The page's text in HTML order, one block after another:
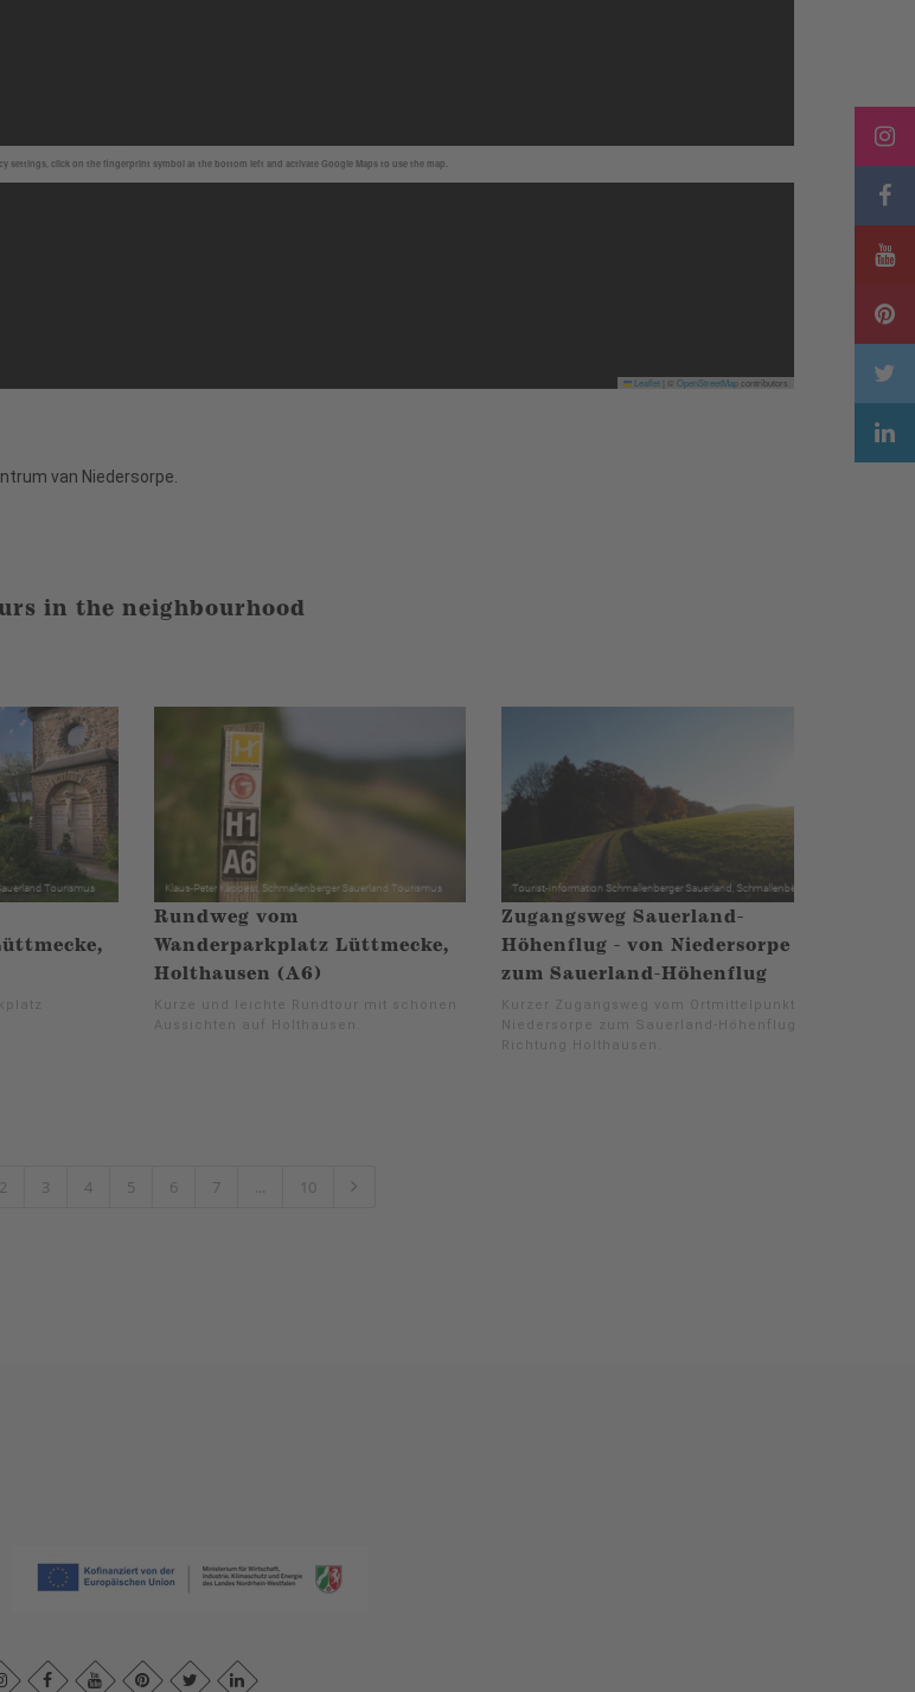
settings, click on the fingerprint symbol at the bottom left and activate Google Maps to use the map.
Leaflet OpenStreetMapcontributors
van Niedersorpe.
in the neighbourhood
Rundweg vom
Wanderparkplatz Lüttmecke,
Holthausen (A6)
Kurze und leichte Rundtour mit schönen
Aussichten auf Holthausen.
Zugangsweg Sauerland-
Höhenflug - von Niedersorpe
zum Sauerland-Höhenflug
Kurzer Zugangsweg vom Ortmittelpunkt
Niedersorpe zum Sauerland-Höhenflug
Richtung Holthausen.
2 3 4 5 6 7 ... 10